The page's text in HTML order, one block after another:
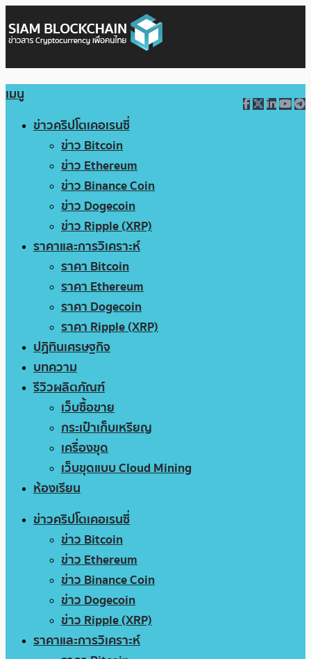
เมนู
ข่าวคริปโตเคอเรนซี่
ข่าว Bitcoin
ข่าว Ethereum
ข่าว Binance Coin
ข่าว Dogecoin
ข่าว Ripple (XRP)
ราคาและการวิเคราะห์
ราคา Bitcoin
ราคา Ethereum
ราคา Dogecoin
ราคา Ripple (XRP)
ปฏิทินเศรษฐกิจ
บทความ
รีวิวผลิตภัณฑ์
เว็บซื้อขาย
กระเป๋าเก็บเหรียญ
เครื่องขุด
เว็บขุดแบบ Cloud Mining
ห้องเรียน
ข่าวคริปโตเคอเรนซี่
ข่าว Bitcoin
ข่าว Ethereum
ข่าว Binance Coin
ข่าว Dogecoin
ข่าว Ripple (XRP)
ราคาและการวิเคราะห์